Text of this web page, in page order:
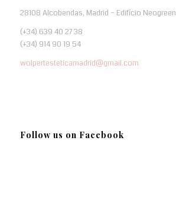
28108 Alcobendas, Madrid – Edifício Neogreen
(+34) 639 40 27 38
(+34) 914 90 19 54
wolpertesteticamadrid@gmail.com
Follow us on Facebook